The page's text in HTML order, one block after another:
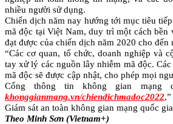
nhiều người sử dụng.
Chiến dịch năm nay hướng tới mục tiêu
mã độc tại Việt Nam, duy trì một cách bền
đạt được của chiến dịch năm 2020 cho đến
“Các cơ quan, tổ chức, doanh nghiệp và
tay xử lý các nguồn lây nhiễm mã độc.
mã độc sẽ được cập nhật, cho phép mọi
Cổng thông tin không gian
khonggianmang.vn/chiendichmadoc2022
Giám sát an toàn không gian mạng quốc
Theo Minh Sơn (Vietnam+)